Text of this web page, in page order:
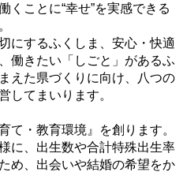
くことに“幸せ”を実感できる
にするふくしま、安心・快適
働きたい「しごと」があるふ
えた県づくりに向け、八つの
してまいります。
・教育環境』を創ります。
に、出生数や合計特殊出生率
め、出会いや結婚の希望をか